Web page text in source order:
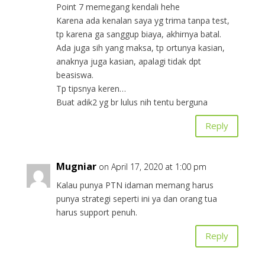
Point 7 memegang kendali hehe
Karena ada kenalan saya yg trima tanpa test,
tp karena ga sanggup biaya, akhirnya batal.
Ada juga sih yang maksa, tp ortunya kasian,
anaknya juga kasian, apalagi tidak dpt
beasiswa.
Tp tipsnya keren…
Buat adik2 yg br lulus nih tentu berguna
Reply
Mugniar on April 17, 2020 at 1:00 pm
Kalau punya PTN idaman memang harus
punya strategi seperti ini ya dan orang tua
harus support penuh.
Reply